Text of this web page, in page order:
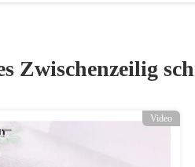
Zwischenzeilig
Video